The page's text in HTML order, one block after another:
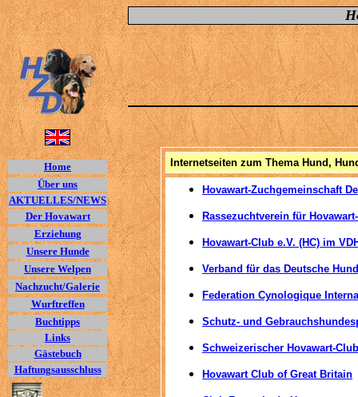
Home
Über uns
AKTUELLES/NEWS
Der Hovawart
Erziehung
Unsere Hunde
Unsere Welpen
Nachzucht/Galerie
Wurftreffen
Buchtipps
Links
Gästebuch
Haftungsausschluss
Internetseiten zum Thema Hund,
Hovawart-Zuchgemeinschaft
Rassezuchtverein für
Hovawart-Club e.V. (HC) im
Verband für das Deutsche
Federation Cynologique
Schutz- und
Schweizerischer Hovawart-Club
Hovawart Club of Great Britain